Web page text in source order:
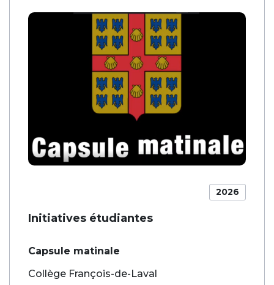
2026
Initiatives étudiantes
Capsule matinale
Collège François-de-Laval